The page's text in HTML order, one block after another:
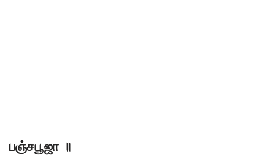
பஞ்சபூஜா ॥